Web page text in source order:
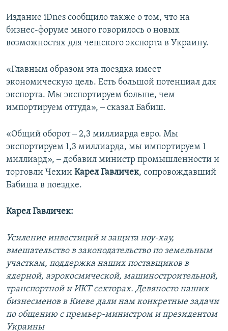
Издание iDnes сообщило также о том, что на
бизнес-форуме много говорилось о новых
возможностях для чешского экспорта в Украину.
«Главным образом эта поездка имеет
экономическую цель. Есть большой потенциал для
экспорта. Мы экспортируем больше, чем
импортируем оттуда», ‒ сказал Бабиш.
«Общий оборот ‒ 2,3 миллиарда евро. Мы
экспортируем 1,3 миллиарда, мы импортируем 1
миллиард», ‒ добавил министр промышленности и
торговли Чехии Карел Гавличек, сопровождавший
Бабиша в поездке.
Карел Гавличек:
Усиление инвестиций и защита ноу-хау,
вмешательство в законодательство по земельным
участкам, поддержка наших поставщиков в
ядерной, аэрокосмической, машиностроительной,
транспортной и ИКТ секторах. Девяносто наших
бизнесменов в Киеве дали нам конкретные задачи
по общению с премьер-министром и президентом
Украины